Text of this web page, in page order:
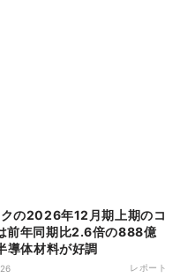
前年同期比2.6倍の888億
導体材料が好調
レポート